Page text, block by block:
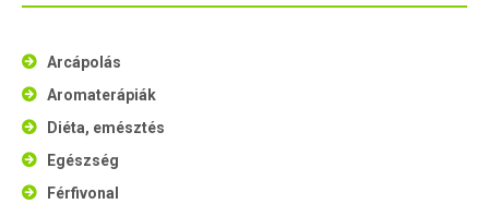
Arcápolás
Aromaterápiák
Diéta, emésztés
Egészség
Férfivonal